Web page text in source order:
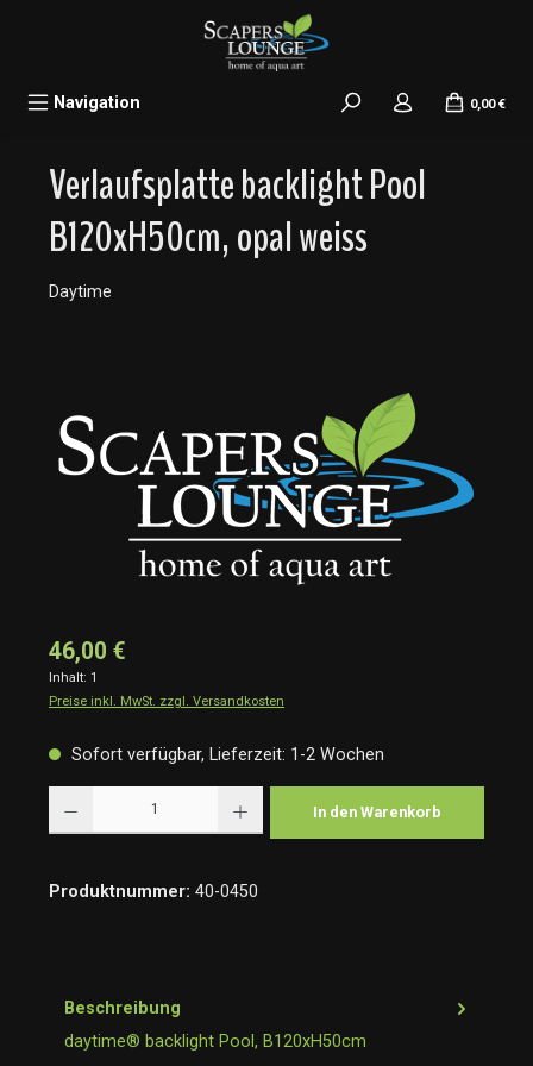
Navigation 0,00 €
Verlaufsplatte backlight Pool
B120xH50cm, opal weiss
Daytime
46,00 €
Inhalt: 1
Preise inkl. MwSt. zzgl. Versandkosten
Sofort verfügbar, Lieferzeit: 1-2 Wochen
In den Warenkorb
Produktnummer: 40-0450
Beschreibung
daytime® backlight Pool, B120xH50cm